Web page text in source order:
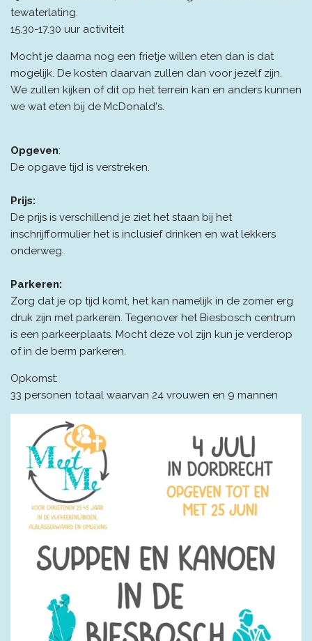
tewaterlating.
15.30-17.30 uur activiteit
Mocht je daarna nog een frietje willen eten dan is dat
mogelijk. De kosten daarvan zullen dan voor jezelf zijn.
We zullen kijken of dit op het terrein kan en anders kunnen
we wat eten bij de McDonald's.
Opgeven:
De opgave tijd is verstreken.
Prijs:
De prijs is verschillend je ziet het staan bij het
inschrijfformulier het is inclusief drinken en wat lekkers
onderweg.
Parkeren:
Zorg dat je op tijd komt, het kan namelijk in de zomer erg
druk zijn met parkeren. Tegenover het Biesbosch centrum
is een parkeerplaats. Mocht deze vol zijn kun je verderop
of in de berm parkeren.
Opkomst:
33 personen totaal waarvan 24 vrouwen en 9 mannen